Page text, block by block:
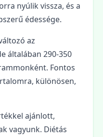
nyúlik vissza, és a
édessége.
az
általában 290-350
Fontos
különösen,
ajánlott,
vagyunk. Diétás